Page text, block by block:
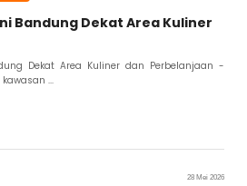
Bandung Dekat Area Kuliner
Dekat Area Kuliner dan Perbelanjaan -
...
28 Mei 2026